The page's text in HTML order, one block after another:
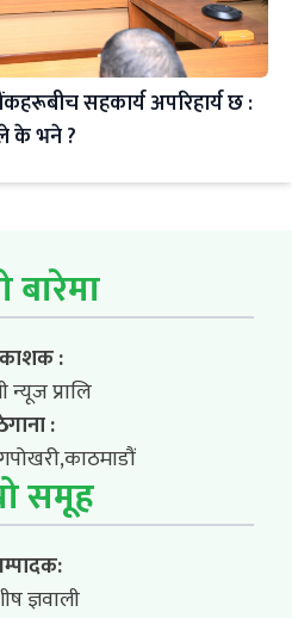
सहकार्य अपरिहार्य छ :
के भने ?
बारेमा
:
न्यूज प्रालि
:
समूह
ज्ञवाली